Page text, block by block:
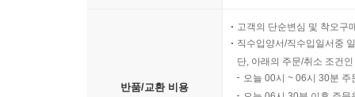
반품/교환 비용
고객의 단순변심 및 착오구
직수입양서/직수입일서중
단, 아래의 주문/취소 조건
오늘 00시 ~ 06시 30분